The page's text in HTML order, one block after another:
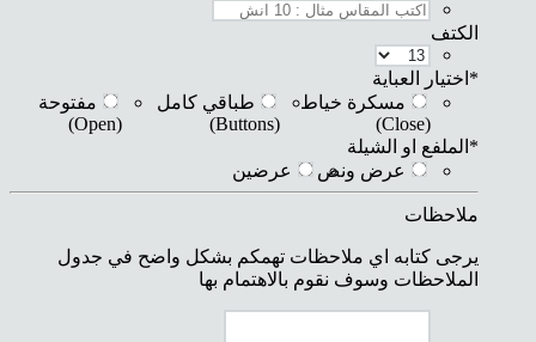
الكتف
* اختيار العباية
مسكرة خياط
(Close)
طباقي كامل
(Buttons)
مفتوحة
(Open)
* الملفع او الشيلة
عرض ونص
عرضين
ملاحظات
يرجى كتابه اي ملاحظات تهمكم بشكل واضح في جدول
الملاحظات وسوف نقوم بالاهتمام بها